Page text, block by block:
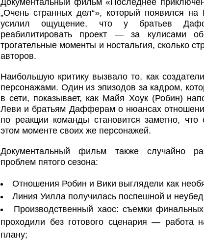
Документальный фильм «Последнее
„Очень странных дел“», который появился на
усилил ощущение, что у братьев
реабилитировать проект — за кулисами
трогательные моменты и ностальгия, сколько
авторов.
Наибольшую критику вызвало то, как
персонажами. Один из эпизодов за кадром,
в сети, показывает, как Майя Хоук (Робин)
Леви и братьям Дафферам о нюансах
по реакции команды становится заметно,
этом моменте своих же персонажей.
Документальный фильм также случайно
проблем пятого сезона:
Отношения Робин и Вики выглядели как
Линия Уилла получилась поспешной и
Производственный хаос: съемки
проходили без готового сценария — работа
плану;